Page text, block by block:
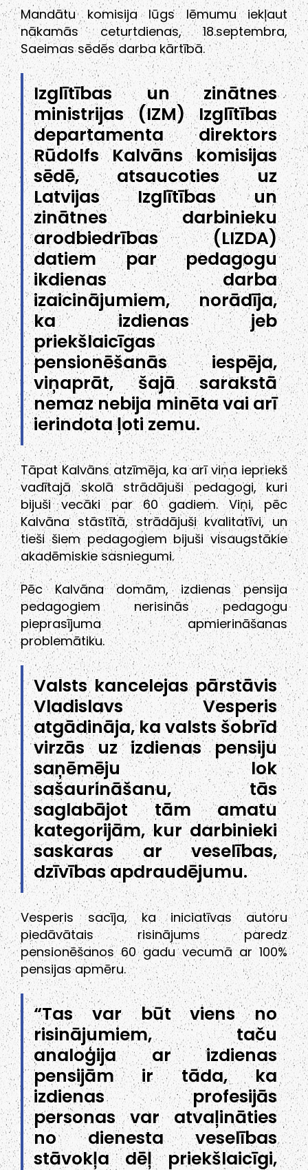
Mandātu komisija lūgs lēmumu iekļaut
nākamās ceturtdienas, 18.septembra,
Saeimas sēdēs darba kārtībā.
Izglītības un zinātnes
ministrijas (IZM) Izglītības
departamenta direktors
Rūdolfs Kalvāns komisijas
sēdē, atsaucoties uz
Latvijas Izglītības un
zinātnes darbinieku
arodbiedrības (LIZDA)
datiem par pedagogu
ikdienas darba
izaicinājumiem, norādīja,
ka izdienas jeb
priekšlaicīgas
pensionēšanās iespēja,
viņaprāt, šajā sarakstā
nemaz nebija minēta vai arī
ierindota ļoti zemu.
Tāpat Kalvāns atzīmēja, ka arī viņa iepriekš
vadītajā skolā strādājuši pedagogi, kuri
bijuši vecāki par 60 gadiem. Viņi, pēc
Kalvāna stāstītā, strādājuši kvalitatīvi, un
tieši šiem pedagogiem bijuši visaugstākie
akadēmiskie sasniegumi.
Pēc Kalvāna domām, izdienas pensija
pedagogiem nerisinās pedagogu
pieprasījuma apmierināšanas
problemātiku.
Valsts kancelejas pārstāvis
Vladislavs Vesperis
atgādināja, ka valsts šobrīd
virzās uz izdienas pensiju
saņēmēju lok
sašaurināšanu, tās
saglabājot tām amatu
kategorijām, kur darbinieki
saskaras ar veselības,
dzīvības apdraudējumu.
Vesperis sacīja, ka iniciatīvas autoru
piedāvātais risinājums paredz
pensionēšanos 60 gadu vecumā ar 100%
pensijas apmēru.
“Tas var būt viens no
risinājumiem, taču
analoģija ar izdienas
pensijām ir tāda, ka
izdienas profesijās
personas var atvaļināties
no dienesta veselības
stāvokļa dēļ priekšlaicīgi,